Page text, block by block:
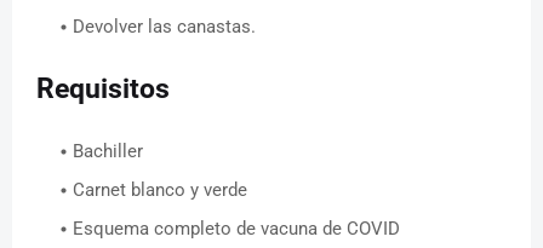
Devolver las canastas.
Requisitos
Bachiller
Carnet blanco y verde
Esquema completo de vacuna de COVID